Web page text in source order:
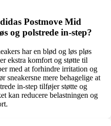
Postmove Mid
og polstrede in-step?
har en blød og løs pløs
ekstra komfort og støtte til
med at forhindre irritation og
sneakersne mere behagelige at
in-step tilføjer støtte og
kan reducere belastningen og